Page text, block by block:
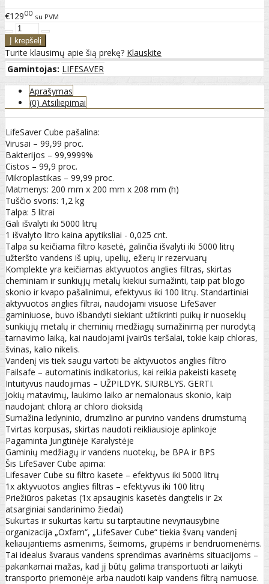
€12900 su PVM
Turite klausimų apie šią prekę? Klauskite
Gamintojas: LIFESAVER
Aprašymas
(0) Atsiliepimai
LifeSaver Cube pašalina:
Virusai – 99,99 proc.
Bakterijos – 99,9999%
Cistos – 99,9 proc.
Mikroplastikas – 99,99 proc.
Matmenys: 200 mm x 200 mm x 208 mm (h)
Tuščio svoris: 1,2 kg
Talpa: 5 litrai
Gali išvalyti iki 5000 litrų
1 išvalyto litro kaina apytiksliai - 0,025 cnt.
Talpa su keičiama filtro kasetė, galinčia išvalyti iki 5000 litrų
užteršto vandens iš upių, upelių, ežerų ir rezervuarų
Komplekte yra keičiamas aktyvuotos anglies filtras, skirtas
cheminiam ir sunkiųjų metalų kiekiui sumažinti, taip pat blogo
skonio ir kvapo pašalinimui, efektyvus iki 100 litrų. Standartiniai
aktyvuotos anglies filtrai, naudojami visuose LifeSaver
gaminiuose, buvo išbandyti siekiant užtikrinti puikų ir nuoseklų
sunkiųjų metalų ir cheminių medžiagų sumažinimą per nurodytą
tarnavimo laiką, kai naudojami įvairūs teršalai, tokie kaip chloras,
švinas, kalio nikelis.
Vandenį vis tiek saugu vartoti be aktyvuotos anglies filtro
Failsafe – automatinis indikatorius, kai reikia pakeisti kasetę
Intuityvus naudojimas – UŽPILDYK. SIURBLYS. GERTI.
Jokių matavimų, laukimo laiko ar nemalonaus skonio, kaip
naudojant chlorą ar chloro dioksidą
Sumažina ledyninio, drumzlino ar purvino vandens drumstumą
Tvirtas korpusas, skirtas naudoti reikliausioje aplinkoje
Pagaminta Jungtinėje Karalystėje
Gaminių medžiagų ir vandens nuotekų, be BPA ir BPS
Šis LifeSaver Cube apima:
Lifesaver Cube su filtro kasete – efektyvus iki 5000 litrų
1x aktyvuotos anglies filtras – efektyvus iki 100 litrų
Priežiūros paketas (1x apsauginis kasetės dangtelis ir 2x
atsarginiai sandarinimo žiedai)
Sukurtas ir sukurtas kartu su tarptautine nevyriausybine
organizacija „Oxfam“, „LifeSaver Cube“ tiekia švarų vandenį
keliaujantiems asmenims, šeimoms, grupėms ir bendruomenėms.
Tai idealus švaraus vandens sprendimas avarinėms situacijoms –
pakankamai mažas, kad jį būtų galima transportuoti ar laikyti
transporto priemonėje arba naudoti kaip vandens filtrą namuose.